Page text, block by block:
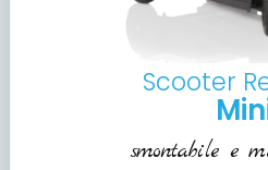
Scooter
smontabile e